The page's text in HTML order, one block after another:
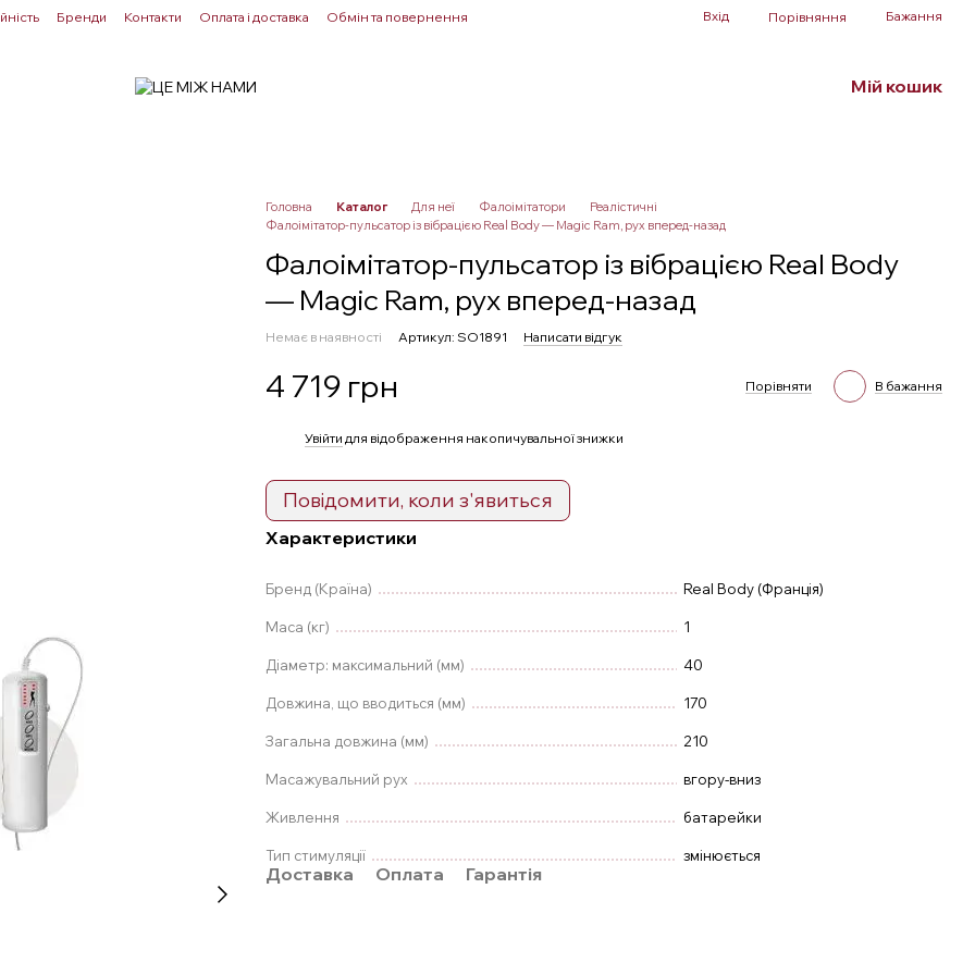
Бренди Контакти Оплата і доставка
Обмін та повернення
Вхід Порівняння Бажання
Мій кошик
Головна Каталог Для неї Фалоімітатори
Реалістичні
Фалоімітатор-пульсатор із вібрацією Real Body — Magic Ram, рух вперед-назад
Фалоімітатор-пульсатор із вібрацією Real Body
— Magic Ram, рух вперед-назад
Немає в наявності Артикул: SO1891 Написати відгук
4 719 грн Порівняти В бажання
Увійти для відображення накопичувальної знижки
Повідомити, коли з'явиться
Характеристики
Бренд (Країна) Real Body (Франція)
Маса (кг) 1
Діаметр: максимальний (мм) 40
Довжина, що вводиться (мм) 170
Загальна довжина (мм) 210
Масажувальний рух вгору-вниз
Живлення батарейки
Тип стимуляції змінюється
Доставка Оплата Гарантія